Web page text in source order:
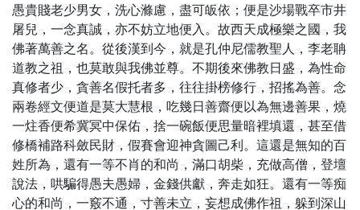
愚貴賤老少男女，洗心滌慮，盡可皈依；便是沙場戰卒市井
屠兒，一念真誠，亦不妨立地便入。故西天成極樂之國，我
佛著萬善之名。從後漢到今，就是孔仲尼儒教聖人，李老聃
道教之祖，也莫敢與我佛並尊。不期後來佛教日盛，為性命
真修者少，貪善名假托者多，往往掛榜修行，招搖為善。念
兩卷經文便道是莫大慧根，吃幾日善齋便以為無邊善果，燒
一炷香便希冀冥中保佑，捨一碗飯便思量暗裡填還，甚至借
修橋補路科斂民財，假賽會迎神貪圖己利。這還是無知的百
姓所為，還有一等不肖的和尚，滿口胡柴，充做高僧，登壇
說法，哄騙得愚夫愚婦，金錢供獻，奔走如狂。還有一等痴
心的和尚，一竅不通，寸善未立，妄想成佛作祖，躲到深山